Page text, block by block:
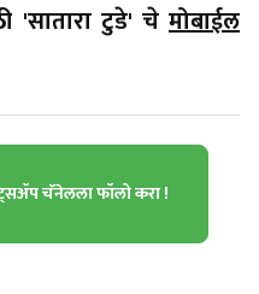
'सातारा टुडे' चे मोबाईल
चॅनेलला फॉलो करा !